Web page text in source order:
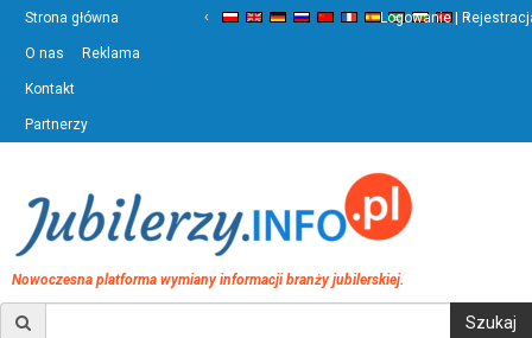
Strona główna
O nas Reklama
Kontakt
Partnerzy
‹ ›
Logowanie |
Nowoczesna platforma wymiany informacji branży jubilerskiej.